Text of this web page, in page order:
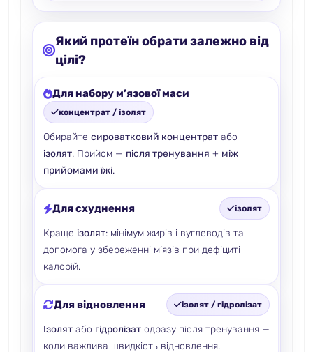
Який протеїн обрати залежно від
цілі?
Для набору м’язової маси
концентрат / ізолят
Обирайте сироватковий концентрат або
ізолят. Прийом — після тренування + між
прийомами їжі.
Для схуднення ізолят
Краще ізолят: мінімум жирів і вуглеводів та
допомога у збереженні м’язів при дефіциті
калорій.
Для відновлення ізолят / гідролізат
Ізолят або гідролізат одразу після тренування —
коли важлива швидкість відновлення.